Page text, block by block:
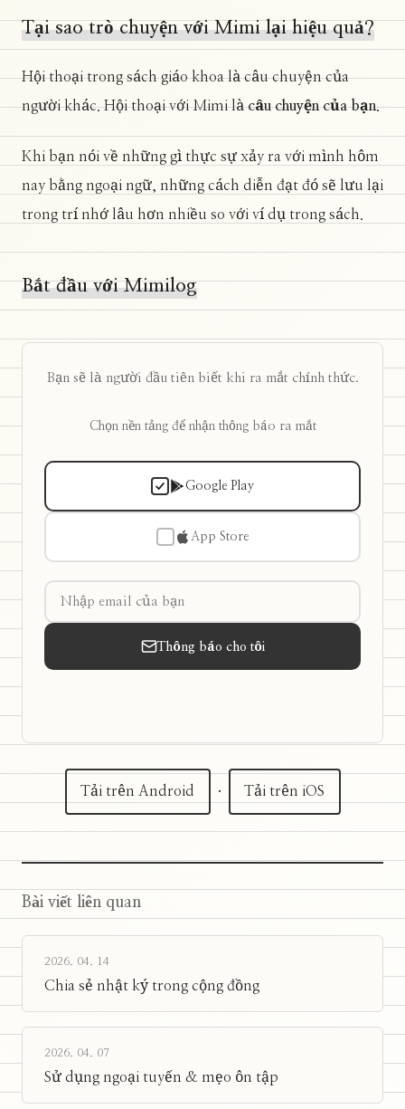
Tại sao trò chuyện với Mimi lại hiệu quả?
Hội thoại trong sách giáo khoa là câu chuyện của
người khác. Hội thoại với Mimi làcâu chuyện của bạn.
Khi bạn nói về những gì thực sự xảy ra với mình hôm
nay bằng ngoại ngữ, những cách diễn đạt đó sẽ lưu lại
trong trí nhớ lâu hơn nhiều so với ví dụ trong sách.
Bắt đầu với Mimilog
Bạn sẽ là người đầu tiên biết khi ra mắt chính thức.
Chọn nền tảng để nhận thông báo ra mắt
Google Play
App Store
Thông báo cho tôi
Tải trên Android · Tải trên iOS
Bài viết liên quan
2026. 04. 14
Chia sẻ nhật ký trong cộng đồng
2026. 04. 07
Sử dụng ngoại tuyến & mẹo ôn tập